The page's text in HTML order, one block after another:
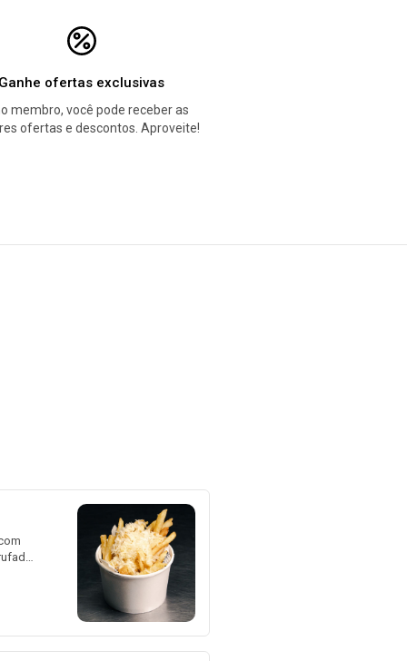
Ganhe ofertas exclusivas
membro, você pode receber as
ofertas e descontos. Aproveite!